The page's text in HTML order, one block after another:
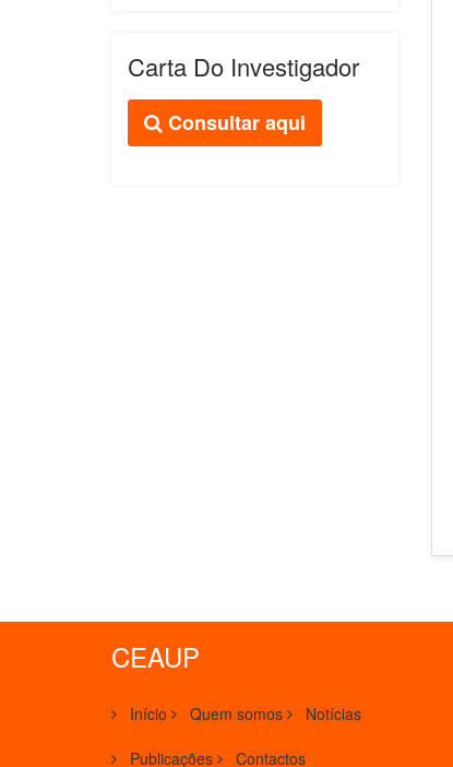
Carta Do Investigador
Consultar aqui
CEAUP
Início Quem somos Notícias
Publicações Contactos